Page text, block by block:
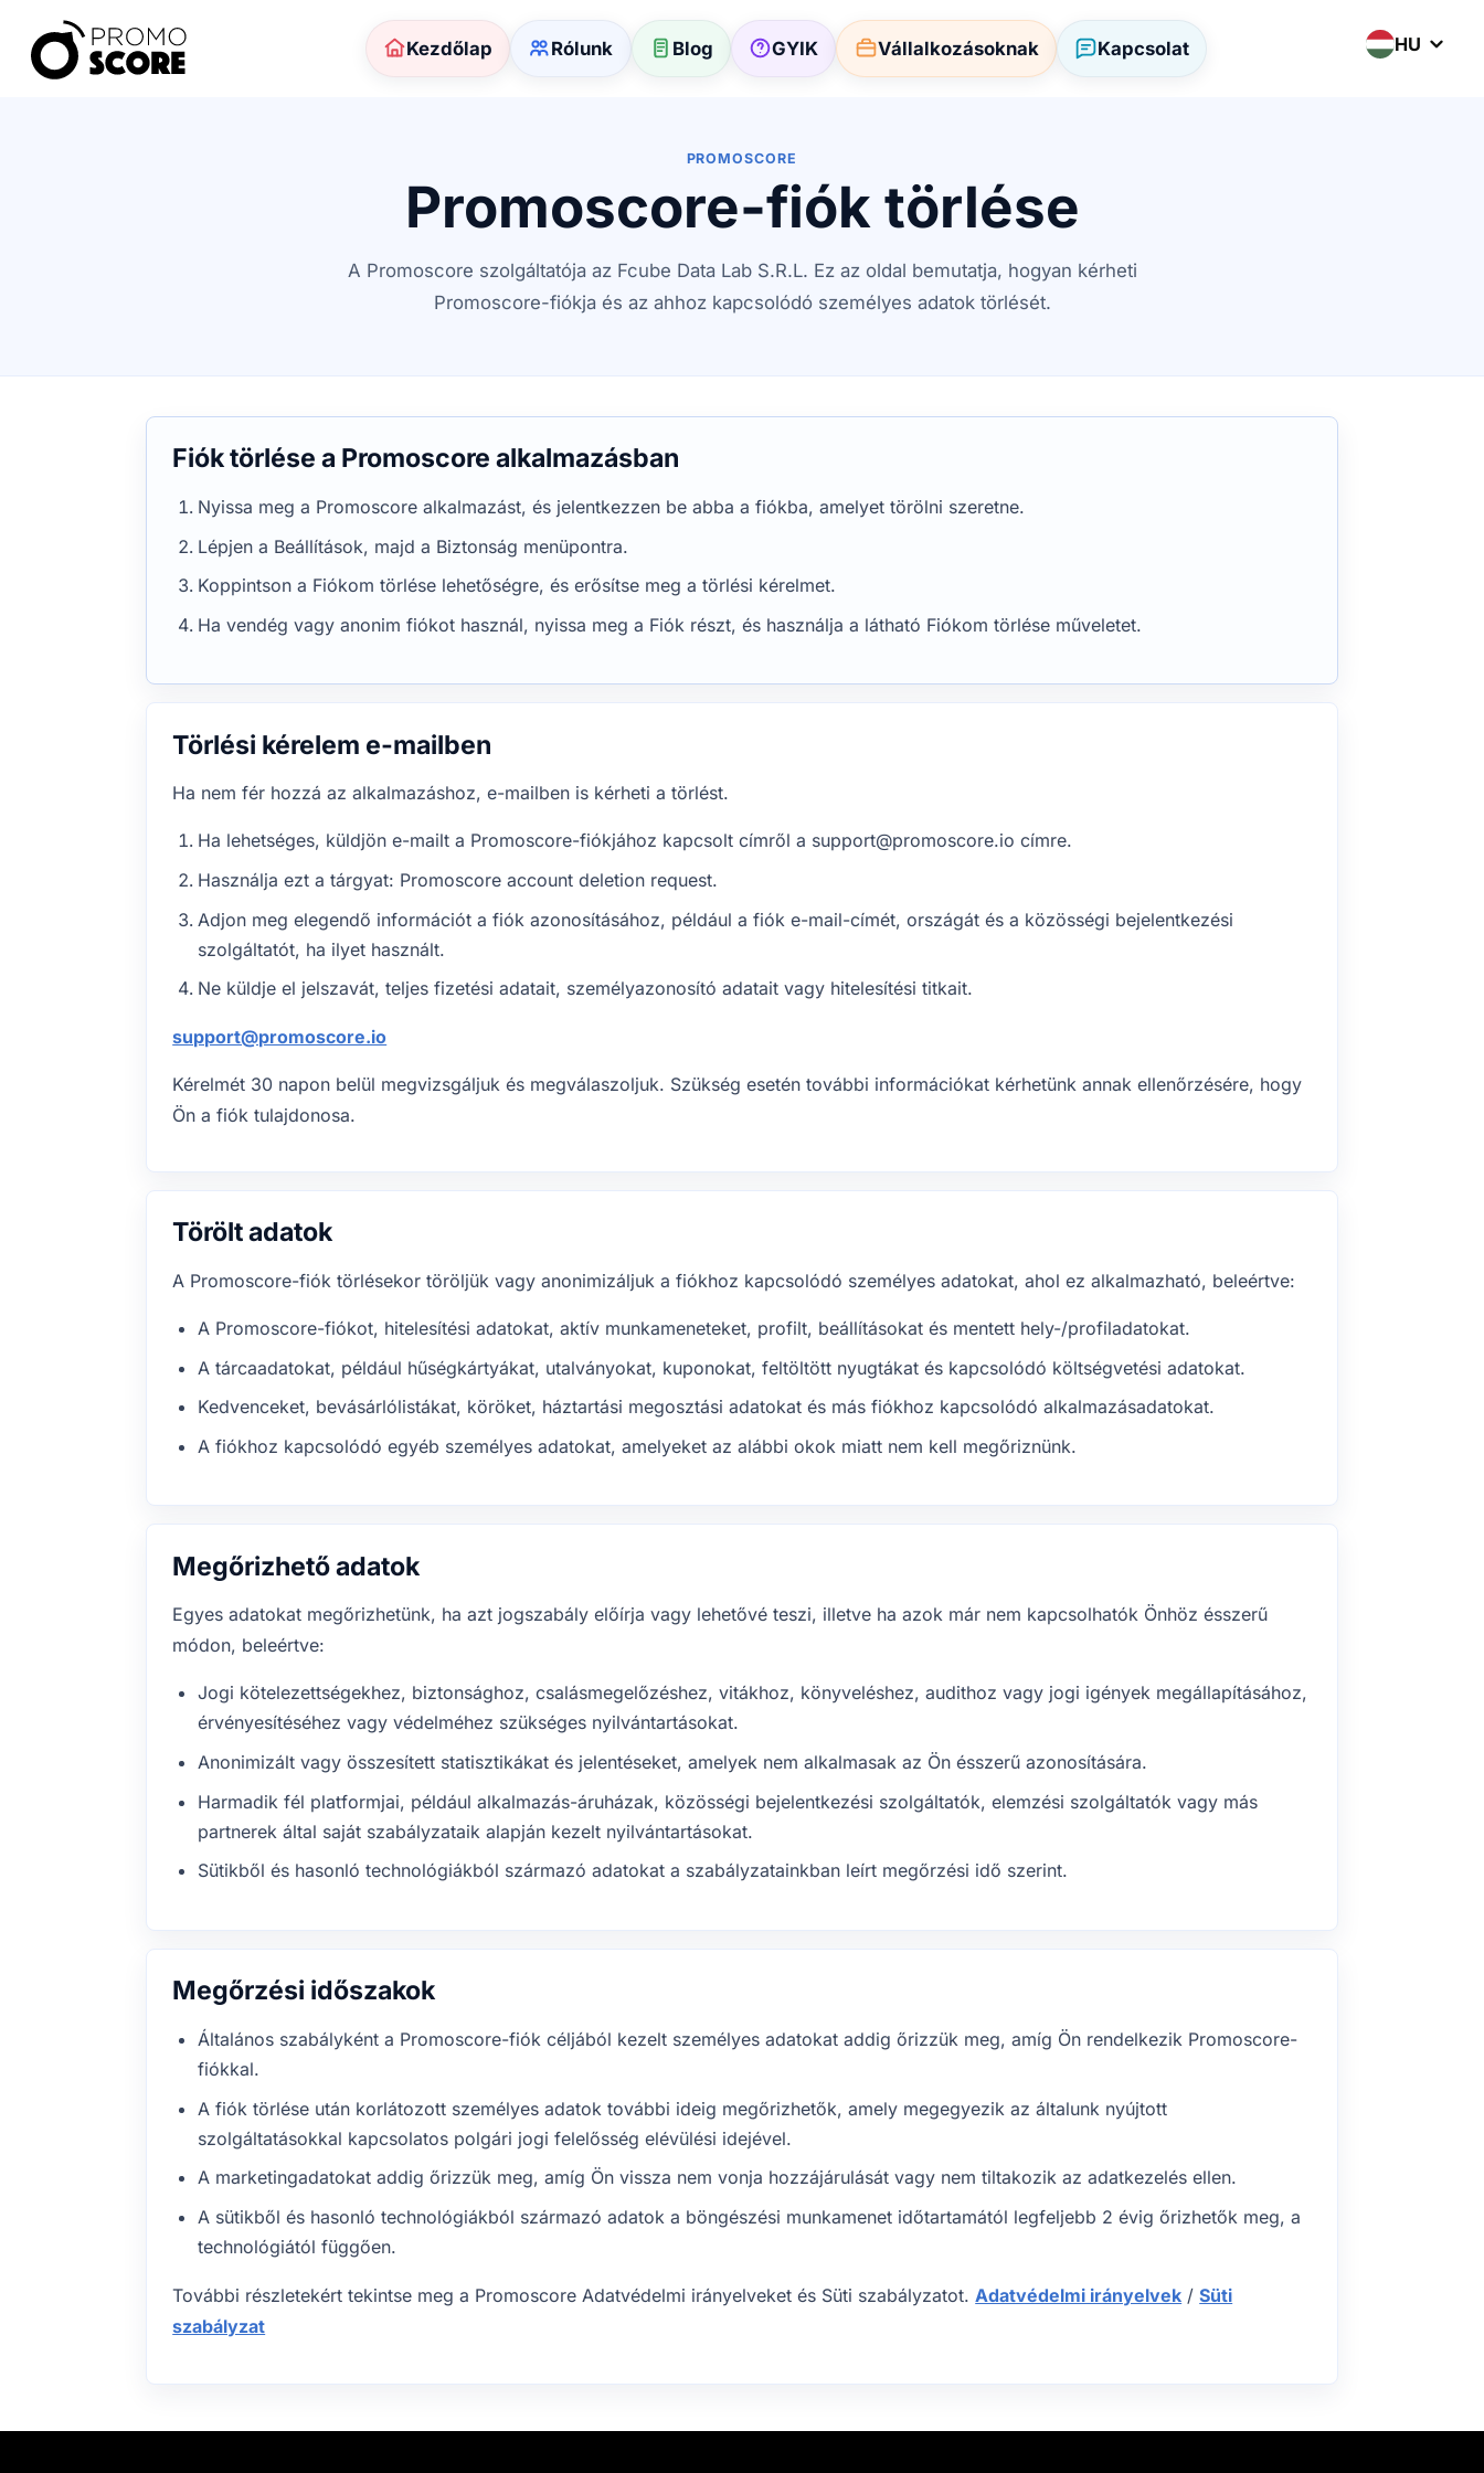
Kezdőlap Rólunk Blog GYIK Vállalkozásoknak Kapcsolat HU
PROMOSCORE
Promoscore-fiók törlése
A Promoscore szolgáltatója az Fcube Data Lab S.R.L. Ez az oldal bemutatja, hogyan kérheti
Promoscore-fiókja és az ahhoz kapcsolódó személyes adatok törlését.
Fiók törlése a Promoscore alkalmazásban
Nyissa meg a Promoscore alkalmazást, és jelentkezzen be abba a fiókba, amelyet törölni szeretne.
Lépjen a Beállítások, majd a Biztonság menüpontra.
Koppintson a Fiókom törlése lehetőségre, és erősítse meg a törlési kérelmet.
Ha vendég vagy anonim fiókot használ, nyissa meg a Fiók részt, és használja a látható Fiókom törlése műveletet.
Törlési kérelem e-mailben
Ha nem fér hozzá az alkalmazáshoz, e-mailben is kérheti a törlést.
Ha lehetséges, küldjön e-mailt a Promoscore-fiókjához kapcsolt címről a support@promoscore.io címre.
Használja ezt a tárgyat: Promoscore account deletion request.
Adjon meg elegendő információt a fiók azonosításához, például a fiók e-mail-címét, országát és a közösségi bejelentkezési
szolgáltatót, ha ilyet használt.
Ne küldje el jelszavát, teljes fizetési adatait, személyazonosító adatait vagy hitelesítési titkait.
support@promoscore.io
Kérelmét 30 napon belül megvizsgáljuk és megválaszoljuk. Szükség esetén további információkat kérhetünk annak ellenőrzésére, hogy
Ön a fiók tulajdonosa.
Törölt adatok
A Promoscore-fiók törlésekor töröljük vagy anonimizáljuk a fiókhoz kapcsolódó személyes adatokat, ahol ez alkalmazható, beleértve:
A Promoscore-fiókot, hitelesítési adatokat, aktív munkameneteket, profilt, beállításokat és mentett hely-/profiladatokat.
A tárcaadatokat, például hűségkártyákat, utalványokat, kuponokat, feltöltött nyugtákat és kapcsolódó költségvetési adatokat.
Kedvenceket, bevásárlólistákat, köröket, háztartási megosztási adatokat és más fiókhoz kapcsolódó alkalmazásadatokat.
A fiókhoz kapcsolódó egyéb személyes adatokat, amelyeket az alábbi okok miatt nem kell megőriznünk.
Megőrizhető adatok
Egyes adatokat megőrizhetünk, ha azt jogszabály előírja vagy lehetővé teszi, illetve ha azok már nem kapcsolhatók Önhöz ésszerű
módon, beleértve:
Jogi kötelezettségekhez, biztonsághoz, csalásmegelőzéshez, vitákhoz, könyveléshez, audithoz vagy jogi igények megállapításához,
érvényesítéséhez vagy védelméhez szükséges nyilvántartásokat.
Anonimizált vagy összesített statisztikákat és jelentéseket, amelyek nem alkalmasak az Ön ésszerű azonosítására.
Harmadik fél platformjai, például alkalmazás-áruházak, közösségi bejelentkezési szolgáltatók, elemzési szolgáltatók vagy más
partnerek által saját szabályzataik alapján kezelt nyilvántartásokat.
Sütikből és hasonló technológiákból származó adatokat a szabályzatainkban leírt megőrzési idő szerint.
Megőrzési időszakok
Általános szabályként a Promoscore-fiók céljából kezelt személyes adatokat addig őrizzük meg, amíg Ön rendelkezik Promoscore-
fiókkal.
A fiók törlése után korlátozott személyes adatok további ideig megőrizhetők, amely megegyezik az általunk nyújtott
szolgáltatásokkal kapcsolatos polgári jogi felelősség elévülési idejével.
A marketingadatokat addig őrizzük meg, amíg Ön vissza nem vonja hozzájárulását vagy nem tiltakozik az adatkezelés ellen.
A sütikből és hasonló technológiákból származó adatok a böngészési munkamenet időtartamától legfeljebb 2 évig őrizhetők meg, a
technológiától függően.
További részletekért tekintse meg a Promoscore Adatvédelmi irányelveket és Süti szabályzatot.Adatvédelmi irányelvek /Süti
szabályzat